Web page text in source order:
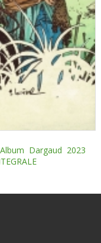
Album Dargaud 2023